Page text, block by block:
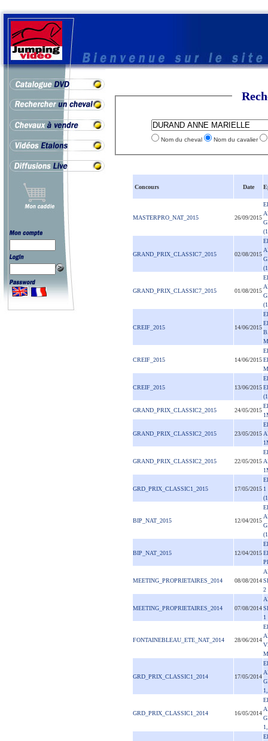
Nom du cheval Nom du cavalier
Concours Date
MASTERPRO_NAT_2015 26/09/2015
GRAND_PRIX_CLASSIC7_2015 02/08/2015
GRAND_PRIX_CLASSIC7_2015 01/08/2015
CREIF_2015 14/06/2015
M
CREIF_2015 14/06/2015
M
CREIF_2015 13/06/2015
GRAND_PRIX_CLASSIC2_2015 24/05/2015
GRAND_PRIX_CLASSIC2_2015 23/05/2015
GRAND_PRIX_CLASSIC2_2015 22/05/2015
GRD_PRIX_CLASSIC1_2015 17/05/2015 1
BIP_NAT_2015 12/04/2015
BIP_NAT_2015 12/04/2015
MEETING_PROPRIETAIRES_2014 08/08/2014
2
MEETING_PROPRIETAIRES_2014 07/08/2014
1
FONTAINEBLEAU_ETE_NAT_2014 28/06/2014
GRD_PRIX_CLASSIC1_2014 17/05/2014
GRD_PRIX_CLASSIC1_2014 16/05/2014